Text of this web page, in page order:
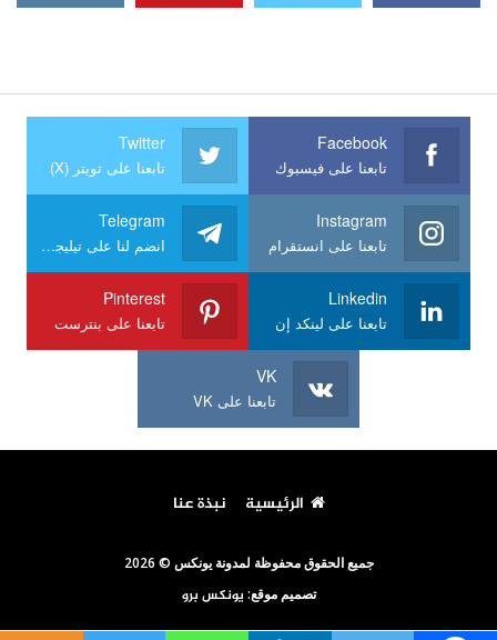
Facebook
تابعنا على فيسبوك
Twitter
تابعنا على تويتر (X)
Instagram
تابعنا على انستقرام
Telegram
انضم لنا على تيليجرام
Linkedin
تابعنا على لينكد إن
Pinterest
تابعنا على بنترست
VK
تابعنا على VK
الرئيسية نبذة عنا
جميع الحقوق محفوظة لمدونة يونكس © 2026
تصميم موقع: يونكس برو